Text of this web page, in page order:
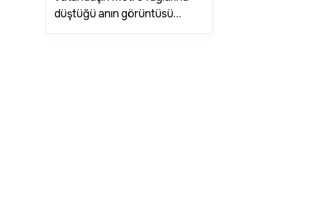
düştüğü anın görüntüsü